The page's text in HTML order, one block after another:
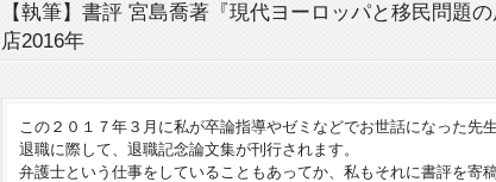
【執筆】書評 宮島喬著『現代ヨーロッパと移民問
店2016年
この２０１７年３月に私が卒論指導やゼミなどでお世話になった先
退職に際して、退職記念論文集が刊行されます。
弁護士という仕事をしていることもあってか、私もそれに書評を寄